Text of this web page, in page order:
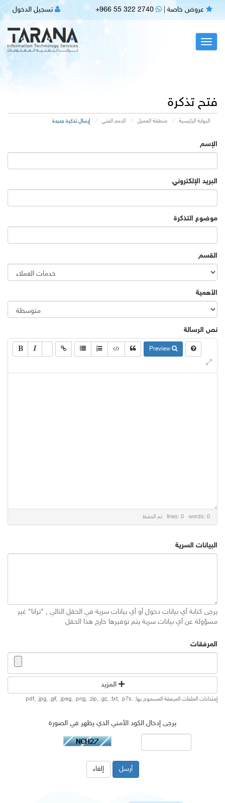
تسجيل الدخول +966 55 322 2740 | عروض خاصة
فتح تذكرة
البوابة الرئيسية منطقة العميل الدعم الفني إرسال تذكرة جديدة
الإسم
البريد الإلكتروني
موضوع التذكرة
القسم
الأهمية
نص الرسالة
lines: 0 words: 0 تم الحفظ
البيانات السرية
يرجى كتابة أي بيانات دخول أو أي بيانات سرية في الحقل التالي , "ترانا" غير
مسؤولة عن أي بيانات سرية يتم توفيرها خارج هذا الحقل
المرفقات
المزيد
إمتدادات الملفات المرفقة المسموح بها: .pdf, .jpg, .gif, .jpeg, .png, .zip, .gz, .txt, .p7s
يرجى إدخال الكود الأمني الذي يظهر في الصورة
إلغاء